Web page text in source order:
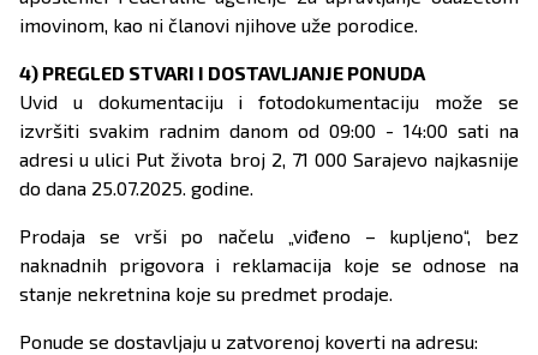
imovinom, kao ni članovi njihove uže porodice.
4) PREGLED STVARI I DOSTAVLJANJE PONUDA
Uvid u dokumentaciju i fotodokumentaciju može se
izvršiti svakim radnim danom od 09:00 - 14:00 sati na
adresi u ulici Put života broj 2, 71 000 Sarajevo najkasnije
do dana 25.07.2025. godine.
Prodaja se vrši po načelu „viđeno – kupljeno“, bez
naknadnih prigovora i reklamacija koje se odnose na
stanje nekretnina koje su predmet prodaje.
Ponude se dostavljaju u zatvorenoj koverti na adresu: